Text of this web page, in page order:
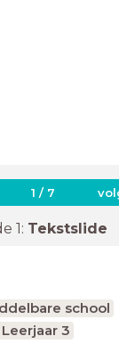
1 / 7
1: Tekstslide
school
Leerjaar 3